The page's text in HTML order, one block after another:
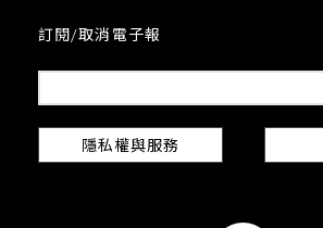
訂閱/取消電子報
隱私權與服務